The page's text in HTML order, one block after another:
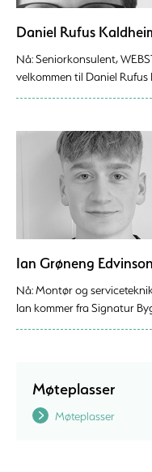
Daniel Rufus
Nå: Seniorkonsulent,
velkommen til Daniel Rufus
Ian Grøneng Edvinson
Nå: Montør og
Ian kommer fra Signatur
Møteplasser
Møteplasser